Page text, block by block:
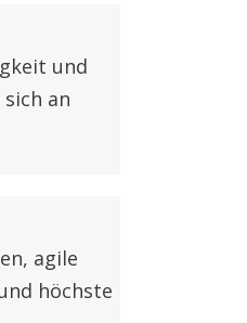
und
an
agile
höchste